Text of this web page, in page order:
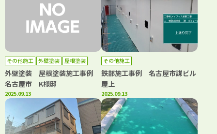
その他施工 外壁塗装 屋根塗装
外壁塗装 屋根塗装施工事例
名古屋市 K様邸
2025.09.13
その他施工
鉄部施工事例 名古屋市謀ビル
屋上
2025.09.13